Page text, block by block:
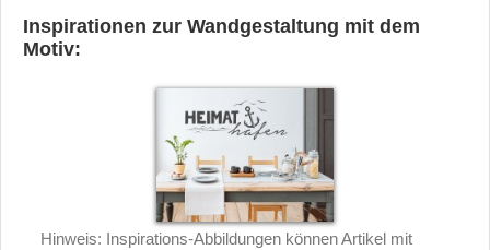
Inspirationen zur Wandgestaltung mit dem
Motiv:
Hinweis: Inspirations-Abbildungen können Artikel mit